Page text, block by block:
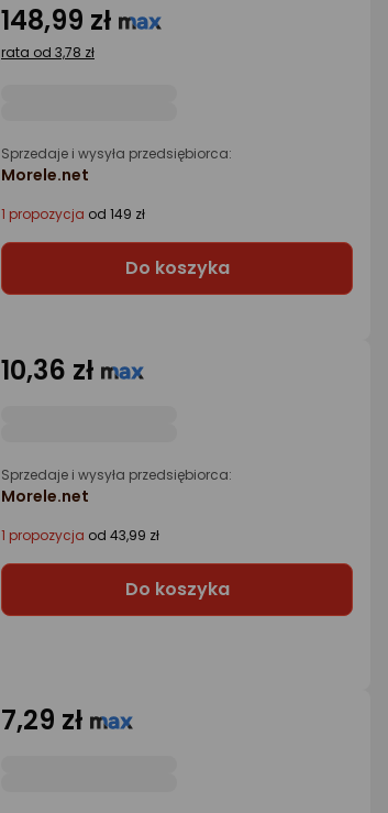
148,99 zł
rata od 3,78 zł
Sprzedaje i wysyła przedsiębiorca:
Morele.net
1 propozycja od 149 zł
Do koszyka
10,36 zł
Sprzedaje i wysyła przedsiębiorca:
Morele.net
1 propozycja od 43,99 zł
Do koszyka
7,29 zł